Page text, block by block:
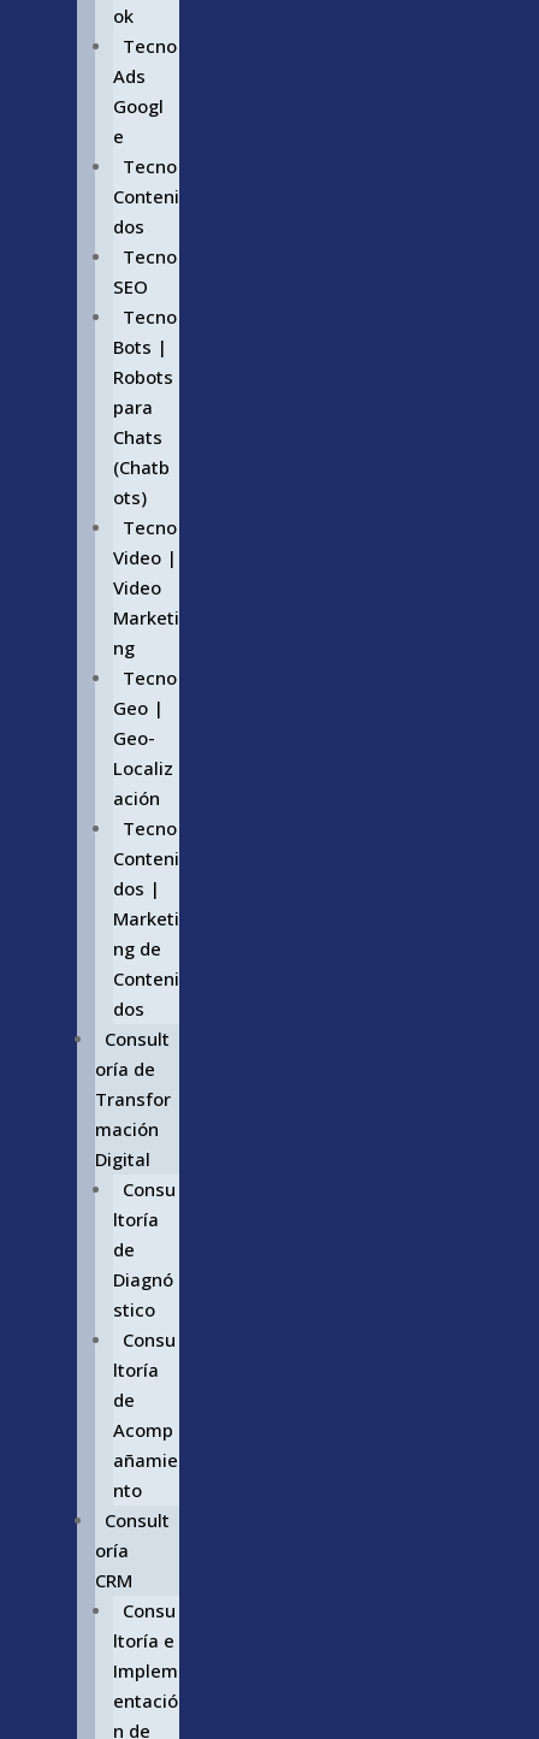
ok
Tecno
Ads
Googl
e
Tecno
Conteni
dos
Tecno
SEO
Tecno
Bots |
Robots
para
Chats
(Chatb
ots)
Tecno
Video |
Video
Marketi
ng
Tecno
Geo |
Geo-
Localiz
ación
Tecno
Conteni
dos |
Marketi
ng de
Conteni
dos
Consult
oría de
Transfor
mación
Digital
Consu
ltoría
de
Diagnó
stico
Consu
ltoría
de
Acomp
añamie
nto
Consult
oría
CRM
Consu
ltoría e
Implem
entació
n de